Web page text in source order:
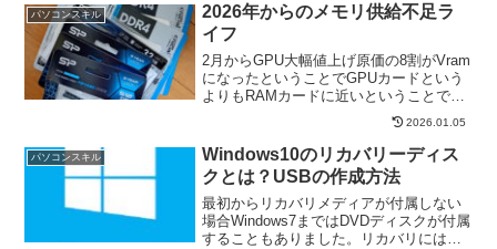
パソコンスキル
2026年からのメモリ供給不足ラ
イフ
2月からGPU大幅値上げ原価の8割がVram
になったということでGPUカードという
よりもRAMカードに近いということで
2026.01.05
パソコンスキル
Windows10のリカバリーディス
クとは？USBの作成方法
最初からリカバリメディアが付属しない
場合Windows7まではDVDディスクが付属
することもありました。リカバリには